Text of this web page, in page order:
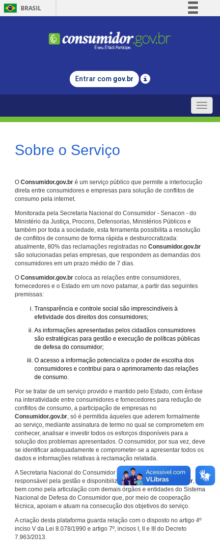
BRASIL
Comunica BR
Legislação
Entrar com gov.br
Toggle
Sobre o Serviço
O Consumidor.gov.br é um serviço público que permite a interlocução
direta entre consumidores e empresas para solução de conflitos de
consumo pela internet.
Monitorada pela Secretaria Nacional do Consumidor - Senacon - do
Ministério da Justiça, Procons, Defensorias, Ministérios Públicos e
também por toda a sociedade, esta ferramenta possibilita a resolução
de conflitos de consumo de forma rápida e desburocratizada:
atualmente, 80% das reclamações registradas no Consumidor.gov.br
são solucionadas pelas empresas, que respondem as demandas dos
consumidores em um prazo médio de 7 dias.
O Consumidor.gov.br coloca as relações entre consumidores,
fornecedores e o Estado em um novo patamar, a partir das seguintes
premissas:
Transparência e controle social são imprescindíveis à
efetividade dos direitos dos consumidores;
As informações apresentadas pelos cidadãos consumidores
são estratégicas para gestão e execução de políticas públicas
de defesa do consumidor;
O acesso a informação potencializa o poder de escolha dos
consumidores e contribui para o aprimoramento das relações
de consumo.
Por se tratar de um serviço provido e mantido pelo Estado, com ênfase
na interatividade entre consumidores e fornecedores para redução de
conflitos de consumo, a participação de empresas no
Consumidor.gov.br, só é permitida àqueles que aderem formalmente
ao serviço, mediante assinatura de termo no qual se comprometem em
conhecer, analisar e investir todos os esforços disponíveis para a
solução dos problemas apresentados. O consumidor, por sua vez, deve
se identificar adequadamente e comprometer-se a apresentar todos os
dados e informações relativas à reclamação relatada.
A Secretaria Nacional do Consumidor do Ministério da Justiça é a
responsável pela gestão e disponibilização doConsumidor.gov.br,
bem como pela articulação com demais órgãos e entidades do Sistema
Nacional de Defesa do Consumidor que, por meio de cooperação
técnica, apoiam e atuam na consecução dos objetivos do serviço.
A criação desta plataforma guarda relação com o disposto no artigo 4º
inciso V da Lei 8.078/1990 e artigo 7º, incisos I, II e III do Decreto
7.963/2013.